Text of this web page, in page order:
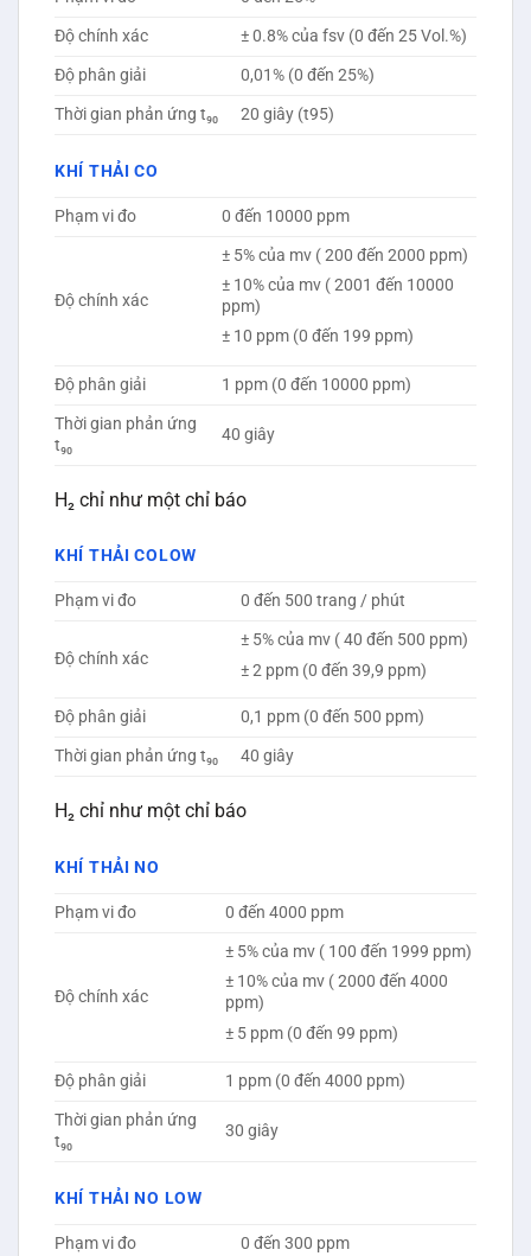
Độ chính xác
± 0.8% của fsv (0 đến 25 Vol.%)
Độ phân giải
0,01% (0 đến 25%)
Thời gian phản ứng t₉₀
20 giây (t95)
KHÍ THẢI CO
Phạm vi đo 0 đến 10000 ppm
Độ chính xác
± 5% của mv ( 200 đến 2000 ppm)
± 10% của mv ( 2001 đến 10000
ppm)
± 10 ppm (0 đến 199 ppm)
Độ phân giải
1 ppm (0 đến 10000 ppm)
Thời gian phản ứng
t₉₀
40 giây
H₂ chỉ như một chỉ báo
KHÍ THẢI COLOW
Phạm vi đo 0 đến 500 trang / phút
Độ chính xác
± 5% của mv ( 40 đến 500 ppm)
± 2 ppm (0 đến 39,9 ppm)
Độ phân giải
0,1 ppm (0 đến 500 ppm)
Thời gian phản ứng t₉₀
40 giây
H₂ chỉ như một chỉ báo
KHÍ THẢI NO
Phạm vi đo 0 đến 4000 ppm
Độ chính xác
± 5% của mv ( 100 đến 1999 ppm)
± 10% của mv ( 2000 đến 4000
ppm)
± 5 ppm (0 đến 99 ppm)
Độ phân giải
1 ppm (0 đến 4000 ppm)
Thời gian phản ứng
t₉₀
30 giây
KHÍ THẢI NO LOW
Phạm vi đo 0 đến 300 ppm